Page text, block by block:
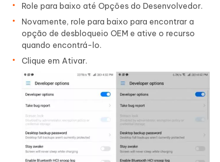
Role para baixo até Opções do Desenvolvedor.
Novamente, role para baixo para encontrar a
opção de desbloqueio OEM e ative o recurso
quando encontrá-lo.
Clique em Ativar.